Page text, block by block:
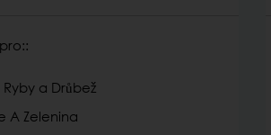
Ryby a Drůbež
A Zelenina